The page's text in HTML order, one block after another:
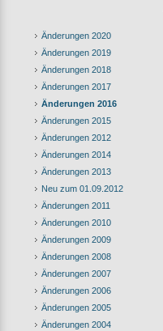
Änderungen 2020
Änderungen 2019
Änderungen 2018
Änderungen 2017
Änderungen 2016
Änderungen 2015
Änderungen 2012
Änderungen 2014
Änderungen 2013
Neu zum 01.09.2012
Änderungen 2011
Änderungen 2010
Änderungen 2009
Änderungen 2008
Änderungen 2007
Änderungen 2006
Änderungen 2005
Änderungen 2004